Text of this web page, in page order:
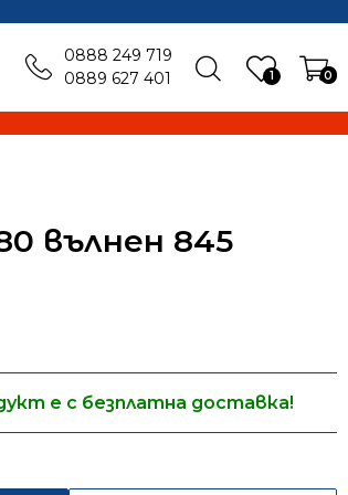
1 0
0888 249 719
0889 627 401
вълнен 845
е с безплатна доставка!